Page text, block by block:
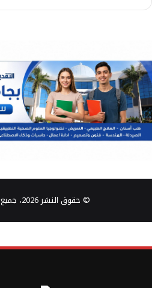
© حقوق النشر 2026، جميع الحقوق محفوظة